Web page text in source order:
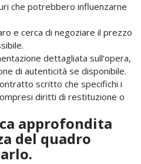
che potrebbero influenzarne
e cerca di negoziare il prezzo
dettagliata sull’opera,
di autenticità se disponibile.
scritto che specifichi i
diritti di restituzione o
approfondita
del quadro